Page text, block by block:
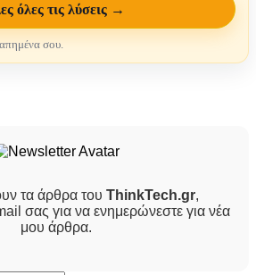
όλες τις λύσεις →
σου.
τα άρθρα του ThinkTech.gr,
σας για να ενημερώνεστε για νέα
μου άρθρα.